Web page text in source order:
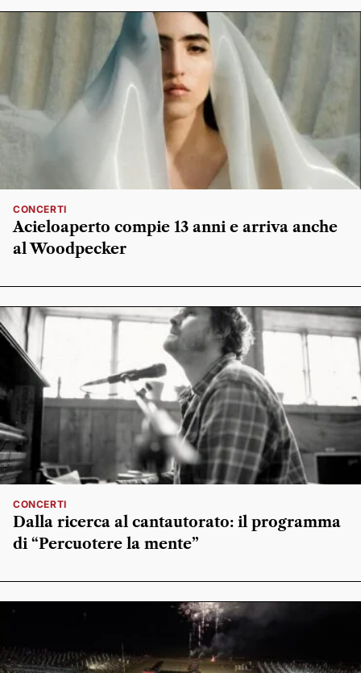
CONCERTI
Acieloaperto compie 13 anni e arriva anche
al Woodpecker
CONCERTI
Dalla ricerca al cantautorato: il programma
di “Percuotere la mente”